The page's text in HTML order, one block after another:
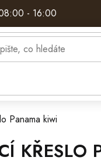
- 16:00
Panama kiwi
KŘESLO